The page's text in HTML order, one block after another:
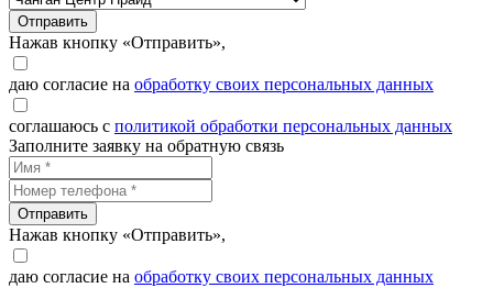
Отправить
Нажав кнопку «Отправить»,
даю согласие на обработку своих персональных данных
соглашаюсь с политикой обработки персональных данных
Заполните заявку на обратную связь
Отправить
Нажав кнопку «Отправить»,
даю согласие на обработку своих персональных данных